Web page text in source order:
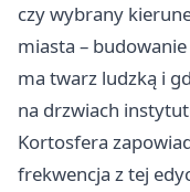
czy wybrany
miasta –
ma twarz ludzką i
na drzwiach
Kortosfera
frekwencja z tej